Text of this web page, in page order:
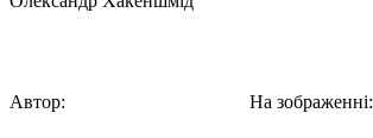
Автор: На зображенні: